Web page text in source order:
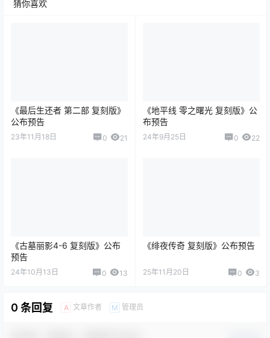
猜你喜欢
《最后生还者 第二部 复刻版》
公布预告
23年11月18日 0 21
《地平线 零之曙光 复刻版》公
布预告
24年9月25日 0 22
《古墓丽影4-6 复刻版》公布
预告
24年10月13日 0 13
《绯夜传奇 复刻版》公布预告
25年11月20日 0 3
0 条回复 A 文章作者 M 管理员